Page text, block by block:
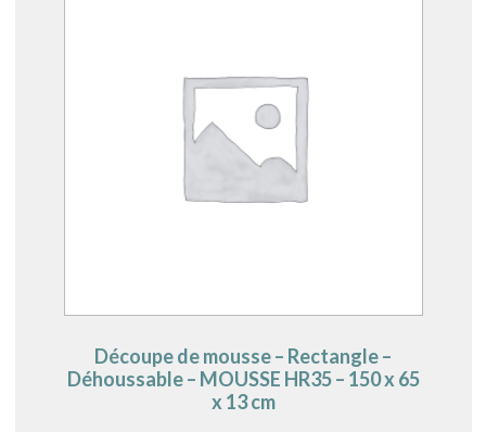
Découpe de mousse – Rectangle –
Déhoussable – MOUSSE HR35 – 150 x 65
x 13 cm